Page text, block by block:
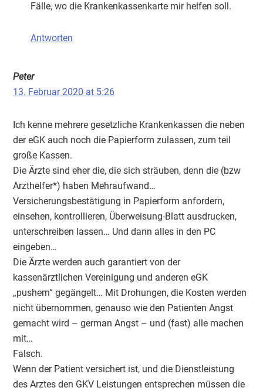
Fälle, wo die Krankenkassenkarte mir helfen soll.
Antworten
Peter
13. Februar 2020 at 5:26
Ich kenne mehrere gesetzliche Krankenkassen die neben
der eGK auch noch die Papierform zulassen, zum teil
große Kassen.
Die Ärzte sind eher die, die sich sträuben, denn die (bzw
Arzthelfer*) haben Mehraufwand…
Versicherungsbestätigung in Papierform anfordern,
einsehen, kontrollieren, Überweisung-Blatt ausdrucken,
unterschreiben lassen… Und dann alles in den PC
eingeben…
Die Ärzte werden auch garantiert von der
kassenärztlichen Vereinigung und anderen eGK
„pushern“ gegängelt… Mit Drohungen, die Kosten werden
nicht übernommen, genauso wie den Patienten Angst
gemacht wird – german Angst – und (fast) alle machen
mit…
Falsch.
Wenn der Patient versichert ist, und die Dienstleistung
des Arztes den GKV Leistungen entsprechen müssen die